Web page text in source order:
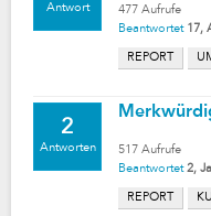
Antwort 477 Aufrufe
Beantwortet 17,
REPORT
2
Antworten 517 Aufrufe
Beantwortet 2,
REPORT